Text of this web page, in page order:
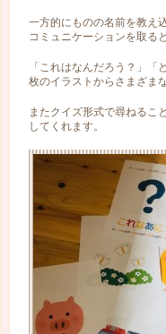
一方的にものの名前を教え
コミュニケーションを取る
「これはなんだろう？」
枚のイラストからさまざま
またクイズ形式で尋ねるこ
してくれます。